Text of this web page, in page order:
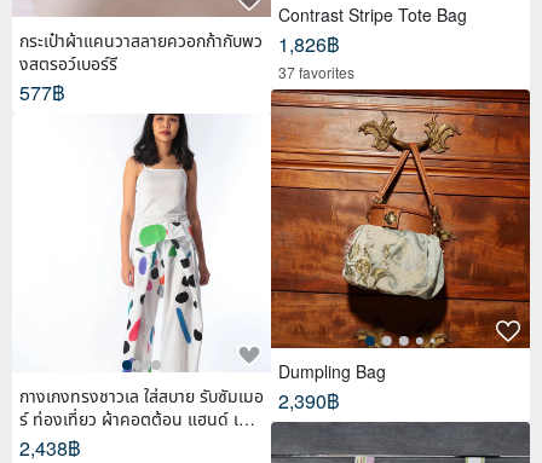
กระเป๋าผ้าแคนวาสลายควอกก้ากับพว
งสตรอว์เบอร์รี
577฿
กางเกงทรงชาวเล ใส่สบาย รับซัมเมอ
ร์ ท่องเที่ยว ผ้าคอตต้อน แฮนด์ เพ้น
ท์
2,438฿
Contrast Stripe Tote Bag
1,826฿
37 favorites
Dumpling Bag
2,390฿